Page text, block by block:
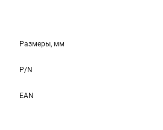
Размеры, мм
P/N
EAN